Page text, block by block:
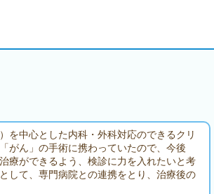
を中心とした内科・外科対応のできるクリ
がん」の手術に携わっていたので、今後
療ができるよう、検診に力を入れたいと考
して、専門病院との連携をとり、治療後の